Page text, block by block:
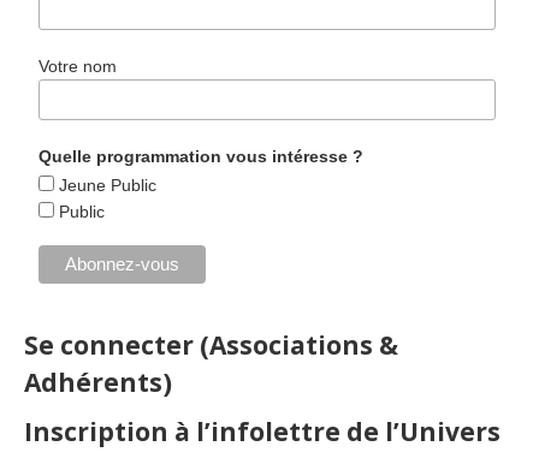
Votre nom
Quelle programmation vous intéresse ?
Jeune Public
Public
Se connecter (Associations &
Adhérents)
Inscription à l’infolettre de l’Univers